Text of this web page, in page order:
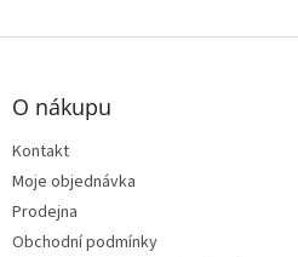
Z
O nákupu
Kontakt
Moje objednávka
Prodejna
Obchodní podmínky